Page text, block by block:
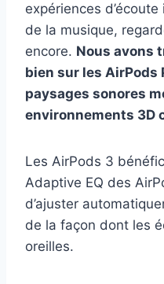
expériences
de la musique,
encore. Nous avons
bien sur les AirPods
paysages sonores
environnements 3D
Les AirPods 3
Adaptive EQ des
d’ajuster
de la façon dont les
oreilles.